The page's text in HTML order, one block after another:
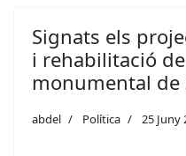
Signats els
i rehabilitació
monumental de
abdel Política 25 Juny